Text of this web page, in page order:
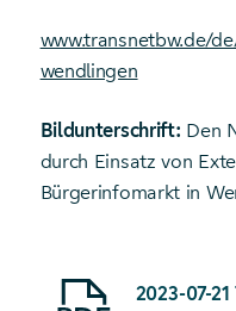
www.transnetbw.de/
wendlingen
Bildunterschrift: Den
durch Einsatz von
Bürgerinfomarkt in
Starte Download von: